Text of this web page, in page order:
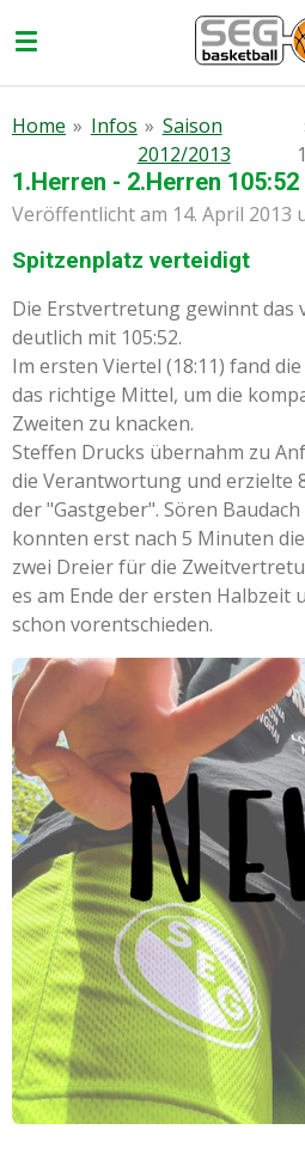
Hauptinhalt
Home » Infos » Saison
2012/2013
1.Herren - 2.Herren 105:52
Veröffentlicht am 14. April 2013
Spitzenplatz verteidigt
Die Erstvertretung gewinnt das
deutlich mit 105:52.
Im ersten Viertel (18:11) fand
das richtige Mittel, um die
Zweiten zu knacken.
Steffen Drucks übernahm zu
die Verantwortung und erzielte
der "Gastgeber". Sören
konnten erst nach 5 Minuten
zwei Dreier für die
es am Ende der ersten Halbzeit
schon vorentschieden.